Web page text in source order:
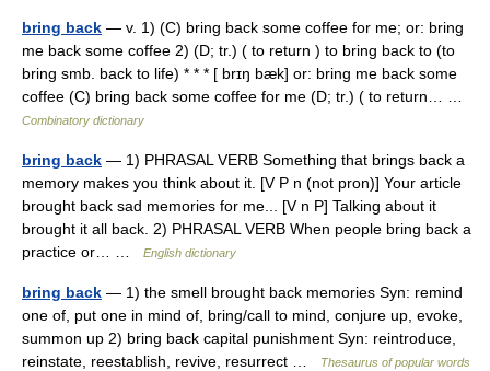
bring back — v. 1) (C) bring back some coffee for me; or: bring
me back some coffee 2) (D; tr.) ( to return ) to bring back to (to
bring smb. back to life) * * * [ brɪŋ bæk] or: bring me back some
coffee (C) bring back some coffee for me (D; tr.) ( to return… …
Combinatory dictionary
bring back — 1) PHRASAL VERB Something that brings back a
memory makes you think about it. [V P n (not pron)] Your article
brought back sad memories for me... [V n P] Talking about it
brought it all back. 2) PHRASAL VERB When people bring back a
practice or… …
English dictionary
bring back — 1) the smell brought back memories Syn: remind
one of, put one in mind of, bring/call to mind, conjure up, evoke,
summon up 2) bring back capital punishment Syn: reintroduce,
reinstate, reestablish, revive, resurrect …
Thesaurus of popular words